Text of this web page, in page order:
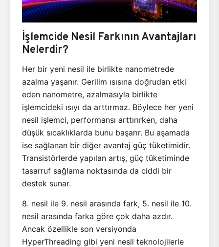
İşlemcide Nesil Farkının Avantajları
Nelerdir?
Her bir yeni nesil ile birlikte nanometrede
azalma yaşanır. Gerilim ısısına doğrudan etki
eden nanometre, azalmasıyla birlikte
işlemcideki ısıyı da arttırmaz. Böylece her yeni
nesil işlemci, performansı arttırırken, daha
düşük sıcaklıklarda bunu başarır. Bu aşamada
ise sağlanan bir diğer avantaj güç tüketimidir.
Transistörlerde yapılan artış, güç tüketiminde
tasarruf sağlama noktasında da ciddi bir
destek sunar.
8. nesil ile 9. nesil arasında fark, 5. nesil ile 10.
nesil arasında farka göre çok daha azdır.
Ancak özellikle son versiyonda
HyperThreading gibi yeni nesil teknolojilerle